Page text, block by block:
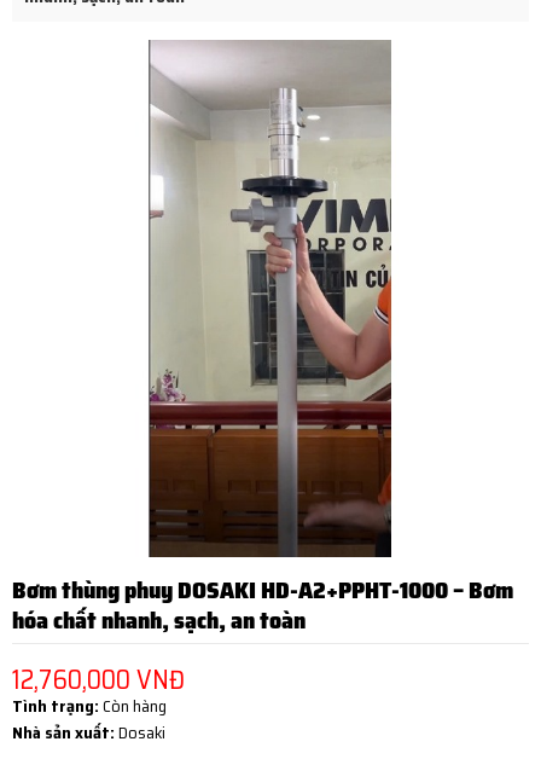
Bơm thùng phuy DOSAKI HD-A2+PPHT-1000 – Bơm
hóa chất nhanh, sạch, an toàn
12,760,000 VNĐ
Tình trạng:Còn hàng
Nhà sản xuất:Dosaki